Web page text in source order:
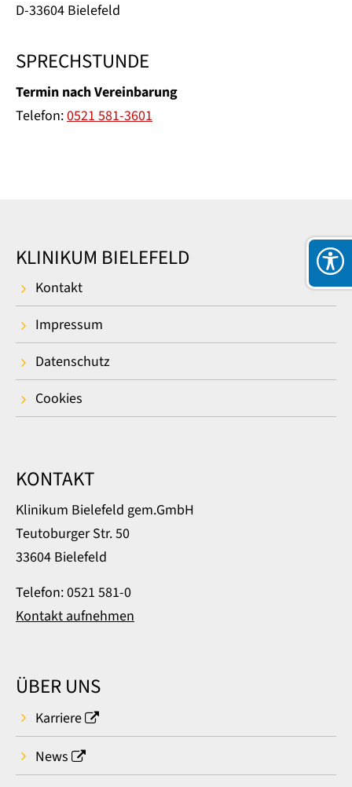
D-33604 Bielefeld
SPRECHSTUNDE
Termin nach Vereinbarung
Telefon:0521 581-3601
KLINIKUM BIELEFELD
Kontakt
Impressum
Datenschutz
Cookies
KONTAKT
Klinikum Bielefeld gem.GmbH
Teutoburger Str. 50
33604 Bielefeld
Telefon: 0521 581-0
Kontakt aufnehmen
ÜBER UNS
Karriere
News